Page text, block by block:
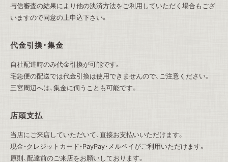
与信審査の結果により他の決済方法をご利用していただく場合もござ
いますので同意の上申込下さい。
代金引換・集金
自社配達時のみ代金引換が可能です。
宅急便の配送では代金引換は使用できませんので、ご注意ください。
三宮周辺へは、集金に伺うことも可能です。
店頭支払
当店にご来店していただいて、直接お支払いいただけます。
現金・クレジットカード・PayPay・メルペイがご利用いただけます。
原則、配達前のご来店をお願いしております。